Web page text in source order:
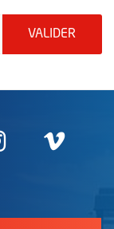
VALIDER
fenêtre
nouvelle
une
Instagram
, Ouvre
,
RSS